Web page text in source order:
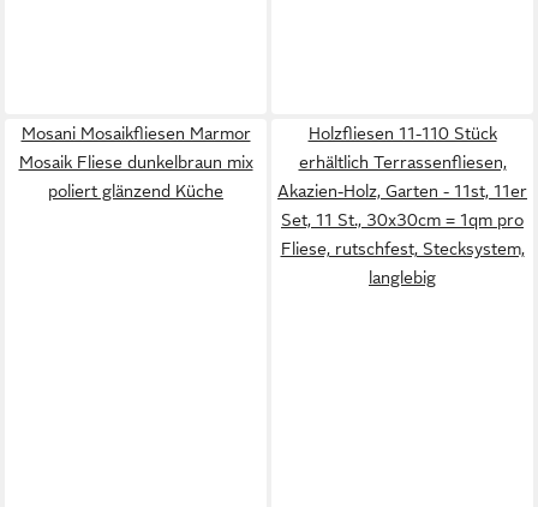
Mosani Mosaikfliesen Marmor
Mosaik Fliese dunkelbraun mix
poliert glänzend Küche
Holzfliesen 11-110 Stück
erhältlich Terrassenfliesen,
Akazien-Holz, Garten - 11st, 11er
Set, 11 St., 30x30cm = 1qm pro
Fliese, rutschfest, Stecksystem,
langlebig